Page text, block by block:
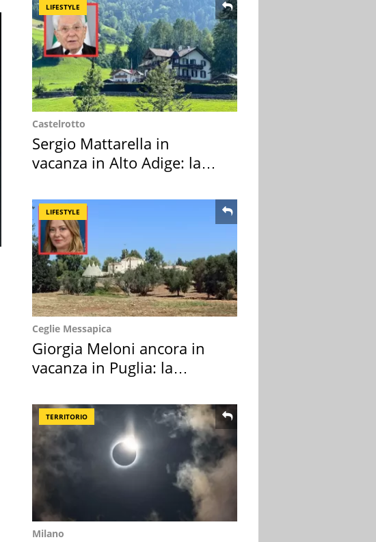
LIFESTYLE
Castelrotto
Sergio Mattarella in
vacanza in Alto Adige: la
LIFESTYLE
Ceglie Messapica
Giorgia Meloni ancora in
vacanza in Puglia: la
TERRITORIO
Milano